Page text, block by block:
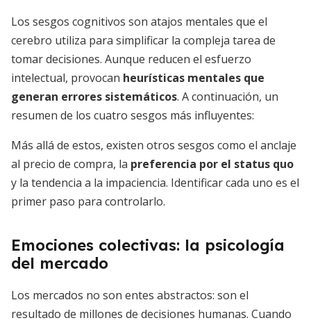
Los sesgos cognitivos son atajos mentales que el
cerebro utiliza para simplificar la compleja tarea de
tomar decisiones. Aunque reducen el esfuerzo
intelectual, provocan heurísticas mentales que
generan errores sistemáticos. A continuación, un
resumen de los cuatro sesgos más influyentes:
Más allá de estos, existen otros sesgos como el anclaje
al precio de compra, la preferencia por el status quo
y la tendencia a la impaciencia. Identificar cada uno es el
primer paso para controlarlo.
Emociones colectivas: la psicología
del mercado
Los mercados no son entes abstractos: son el
resultado de millones de decisiones humanas. Cuando